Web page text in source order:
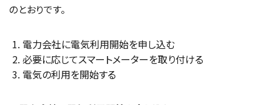
のとおりです。
電力会社に電気利用開始を申し込む
必要に応じてスマートメーターを取り付ける
電気の利用を開始する